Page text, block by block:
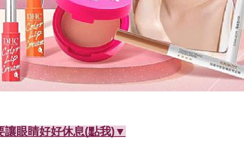
讓眼睛好好休息(點我)▼